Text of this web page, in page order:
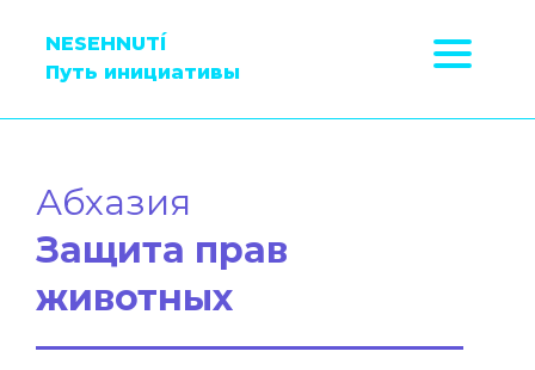
NESEHNUTÍ
Путь инициативы
Абхазия
Защита прав
животных